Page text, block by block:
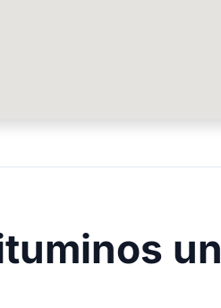
un